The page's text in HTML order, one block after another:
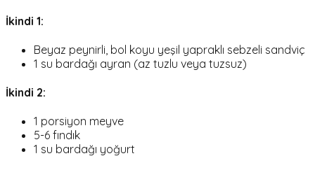
İkindi 1:
Beyaz peynirli, bol koyu yeşil yapraklı sebzeli sandviç
1 su bardağı ayran (az tuzlu veya tuzsuz)
İkindi 2:
1 porsiyon meyve
5-6 fındık
1 su bardağı yoğurt